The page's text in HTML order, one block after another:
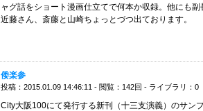
ャグ話をショート漫画仕立てで何本か収録。他にも副
近藤さん、斎藤と山崎ちょっとづつ出ております。
倭楽参
投稿：2015.01.09 14:46:11 - 閲覧：142回 - ライブラリ：0
City大阪100にて発行する新刊（十三支演義）のサン